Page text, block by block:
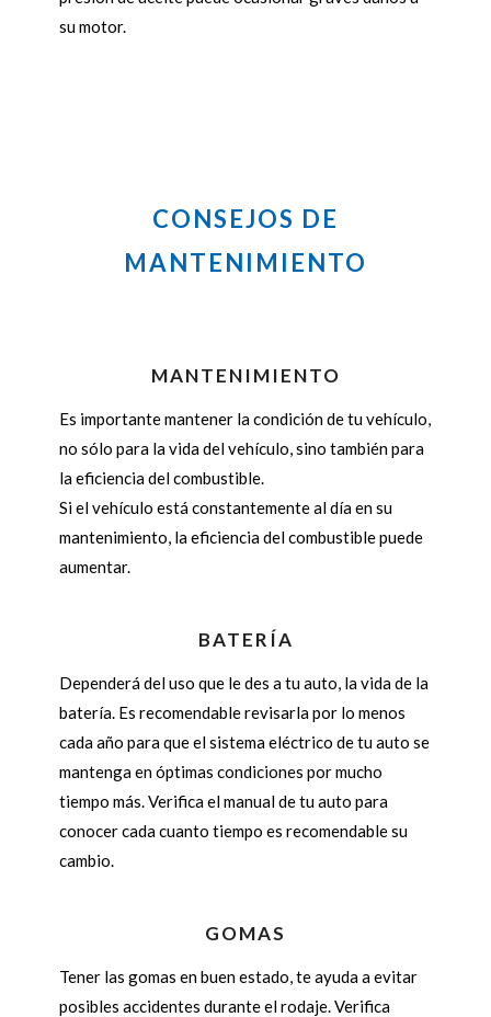
su motor.
CONSEJOS DE
MANTENIMIENTO
MANTENIMIENTO
Es importante mantener la condición de tu vehículo,
no sólo para la vida del vehículo, sino también para
la eficiencia del combustible.
Si el vehículo está constantemente al día en su
mantenimiento, la eficiencia del combustible puede
aumentar.
BATERÍA
Dependerá del uso que le des a tu auto, la vida de la
batería. Es recomendable revisarla por lo menos
cada año para que el sistema eléctrico de tu auto se
mantenga en óptimas condiciones por mucho
tiempo más. Verifica el manual de tu auto para
conocer cada cuanto tiempo es recomendable su
cambio.
GOMAS
Tener las gomas en buen estado, te ayuda a evitar
posibles accidentes durante el rodaje. Verifica